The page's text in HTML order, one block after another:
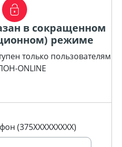
в сокращенном
режиме
только пользователям
ONLINE
(375XXXXXXXXX)